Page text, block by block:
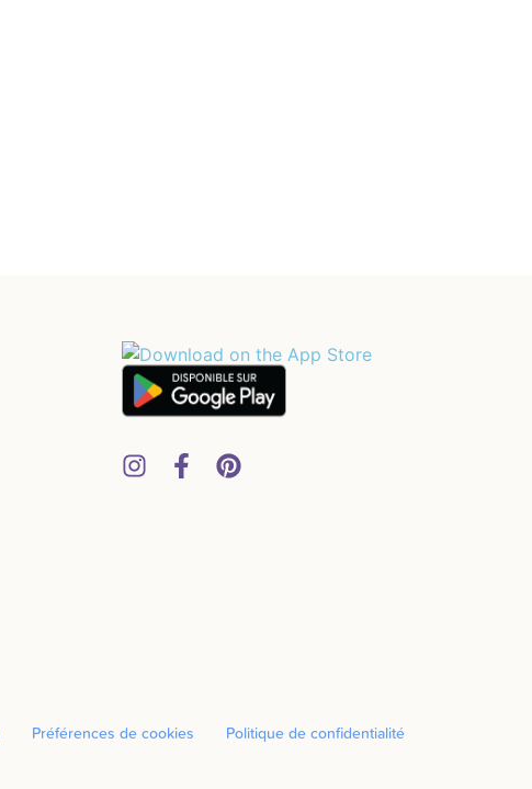
Préférences de cookies Politique de confidentialité